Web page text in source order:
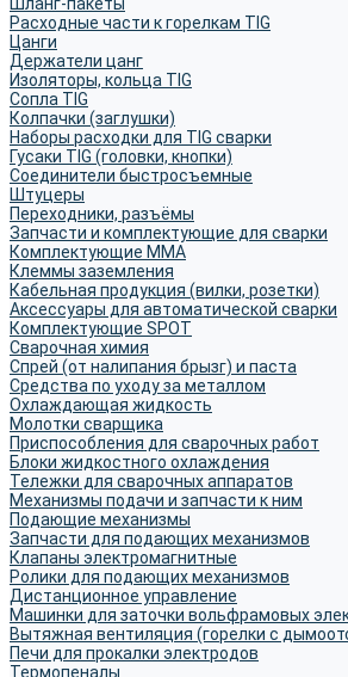
Расходные части к горелкам TIG
Цанги
Держатели цанг
Изоляторы, кольца TIG
Сопла TIG
Колпачки (заглушки)
Наборы расходки для TIG сварки
Гусаки TIG (головки, кнопки)
Соединители быстросъемные
Штуцеры
Переходники, разъёмы
Запчасти и комплектующие для сварки
Комплектующие ММА
Клеммы заземления
Кабельная продукция (вилки, розетки)
Аксессуары для автоматической сварки
Комплектующие SPOT
Сварочная химия
Спрей (от налипания брызг) и паста
Средства по уходу за металлом
Охлаждающая жидкость
Молотки сварщика
Приспособления для сварочных работ
Блоки жидкостного охлаждения
Тележки для сварочных аппаратов
Механизмы подачи и запчасти к ним
Подающие механизмы
Запчасти для подающих механизмов
Клапаны электромагнитные
Ролики для подающих механизмов
Дистанционное управление
Машинки для заточки вольфрамовых
Вытяжная вентиляция (горелки с
Печи для прокалки электродов
Термопеналы